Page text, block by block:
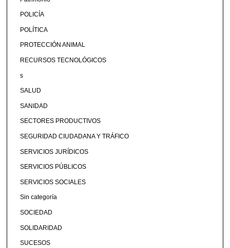
POLICÍA
POLÍTICA
PROTECCIÓN ANIMAL
RECURSOS TECNOLÓGICOS
s
SALUD
SANIDAD
SECTORES PRODUCTIVOS
SEGURIDAD CIUDADANA Y TRÁFICO
SERVICIOS JURÍDICOS
SERVICIOS PÚBLICOS
SERVICIOS SOCIALES
Sin categoría
SOCIEDAD
SOLIDARIDAD
SUCESOS